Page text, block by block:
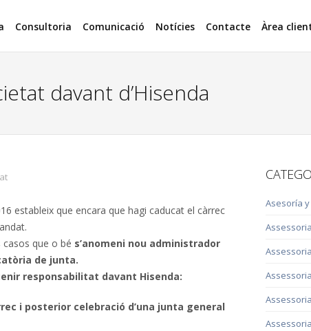
Consultoria Comunicació Notícies Contacte Àrea
davant d’Hisenda
estableix que encara que hagi caducat el càrrec
casos que o bé s’anomeni nou administrador
de junta.
responsabilitat davant Hisenda:
i posterior celebració d’una junta general
Asesoría